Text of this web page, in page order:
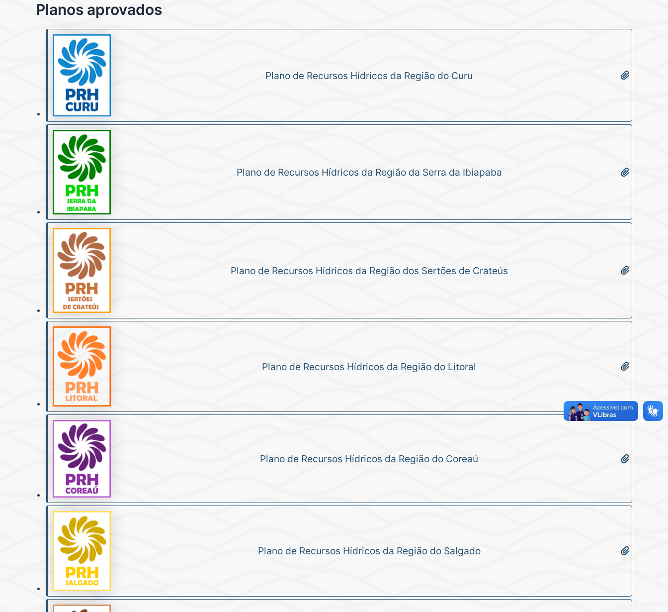
Planos aprovados
Plano de Recursos Hídricos da Região do Curu
Plano de Recursos Hídricos da Região da Serra da Ibiapaba
Plano de Recursos Hídricos da Região dos Sertões de Crateús
Plano de Recursos Hídricos da Região do Litoral
Plano de Recursos Hídricos da Região do Coreaú
Plano de Recursos Hídricos da Região do Salgado